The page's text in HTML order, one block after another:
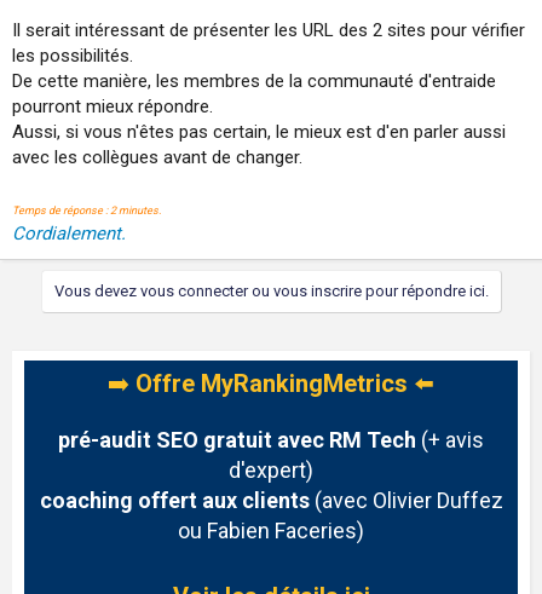
Il serait intéressant de présenter les URL des 2 sites pour vérifier
les possibilités.
De cette manière, les membres de la communauté d'entraide
pourront mieux répondre.
Aussi, si vous n'êtes pas certain, le mieux est d'en parler aussi
avec les collègues avant de changer.
Temps de réponse : 2 minutes.
Cordialement.
Vous devez vous connecter ou vous inscrire pour répondre ici.
➡️ Offre MyRankingMetrics ⬅️
pré-audit SEO gratuit avec RM Tech (+ avis
d'expert)
coaching offert aux clients(avec Olivier Duffez
ou Fabien Faceries)